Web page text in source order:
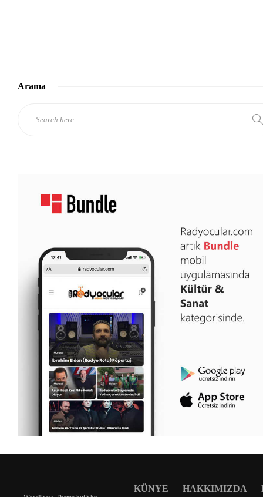
Arama
KÜNYE HAKKIMIZDA